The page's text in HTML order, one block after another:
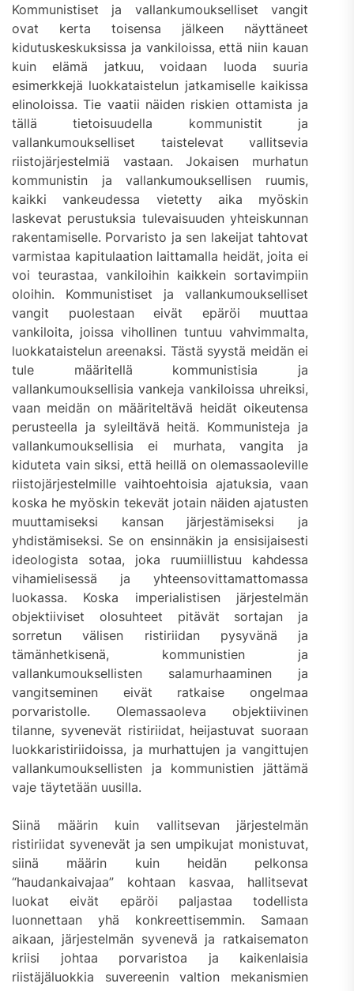
Kommunistiset ja vallankumoukselliset vangit
ovat kerta toisensa jälkeen näyttäneet
kidutuskeskuksissa ja vankiloissa, että niin kauan
kuin elämä jatkuu, voidaan luoda suuria
esimerkkejä luokkataistelun jatkamiselle kaikissa
elinoloissa. Tie vaatii näiden riskien ottamista ja
tällä tietoisuudella kommunistit ja
vallankumoukselliset taistelevat vallitsevia
riistojärjestelmiä vastaan. Jokaisen murhatun
kommunistin ja vallankumouksellisen ruumis,
kaikki vankeudessa vietetty aika myöskin
laskevat perustuksia tulevaisuuden yhteiskunnan
rakentamiselle. Porvaristo ja sen lakeijat tahtovat
varmistaa kapitulaation laittamalla heidät, joita ei
voi teurastaa, vankiloihin kaikkein sortavimpiin
oloihin. Kommunistiset ja vallankumoukselliset
vangit puolestaan eivät epäröi muuttaa
vankiloita, joissa vihollinen tuntuu vahvimmalta,
luokkataistelun areenaksi. Tästä syystä meidän ei
tule määritellä kommunistisia ja
vallankumouksellisia vankeja vankiloissa uhreiksi,
vaan meidän on määriteltävä heidät oikeutensa
perusteella ja syleiltävä heitä. Kommunisteja ja
vallankumouksellisia ei murhata, vangita ja
kiduteta vain siksi, että heillä on olemassaoleville
riistojärjestelmille vaihtoehtoisia ajatuksia, vaan
koska he myöskin tekevät jotain näiden ajatusten
muuttamiseksi kansan järjestämiseksi ja
yhdistämiseksi. Se on ensinnäkin ja ensisijaisesti
ideologista sotaa, joka ruumiillistuu kahdessa
vihamielisessä ja yhteensovittamattomassa
luokassa. Koska imperialistisen järjestelmän
objektiiviset olosuhteet pitävät sortajan ja
sorretun välisen ristiriidan pysyvänä ja
tämänhetkisenä, kommunistien ja
vallankumouksellisten salamurhaaminen ja
vangitseminen eivät ratkaise ongelmaa
porvaristolle. Olemassaoleva objektiivinen
tilanne, syvenevät ristiriidat, heijastuvat suoraan
luokkaristiriidoissa, ja murhattujen ja vangittujen
vallankumouksellisten ja kommunistien jättämä
vaje täytetään uusilla.
Siinä määrin kuin vallitsevan järjestelmän
ristiriidat syvenevät ja sen umpikujat monistuvat,
siinä määrin kuin heidän pelkonsa
“haudankaivajaa” kohtaan kasvaa, hallitsevat
luokat eivät epäröi paljastaa todellista
luonnettaan yhä konkreettisemmin. Samaan
aikaan, järjestelmän syvenevä ja ratkaisematon
kriisi johtaa porvaristoa ja kaikenlaisia
riistäjäluokkia suvereenin valtion mekanismien